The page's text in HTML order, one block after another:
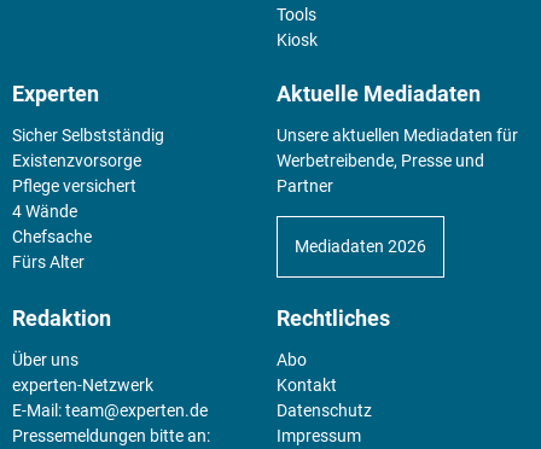
Tools
Kiosk
Experten
Sicher Selbstständig
Existenz­vorsorge
Pflege versichert
4 Wände
Chefsache
Fürs Alter
Aktuelle Mediadaten
Unsere aktuellen Mediadaten für
Werbetreibende, Presse und
Partner
Mediadaten 2026
Redaktion
Über uns
experten-Netzwerk
E-Mail:team@experten.de
Pressemeldungen bitte an:
Rechtliches
Abo
Kontakt
Datenschutz
Impressum